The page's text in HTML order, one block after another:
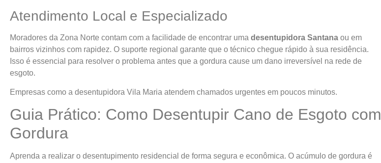
Atendimento Local e Especializado
Moradores da Zona Norte contam com a facilidade de encontrar uma desentupidora Santana ou em
bairros vizinhos com rapidez. O suporte regional garante que o técnico chegue rápido à sua residência.
Isso é essencial para resolver o problema antes que a gordura cause um dano irreversível na rede de
esgoto.
Empresas como a desentupidora Vila Maria atendem chamados urgentes em poucos minutos.
Guia Prático: Como Desentupir Cano de Esgoto com
Gordura
Aprenda a realizar o desentupimento residencial de forma segura e econômica. O acúmulo de gordura é